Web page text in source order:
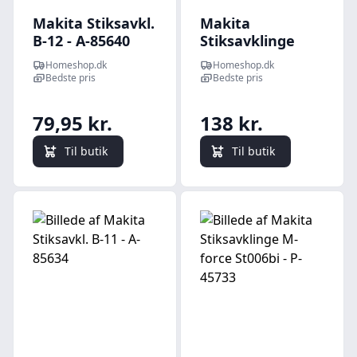
Makita Stiksavkl.
B-12 - A-85640
Homeshop.dk
Bedste pris
79,95 kr.
Til butik
Makita
Stiksavklinge
Hgs14bi - P-31588
Homeshop.dk
Bedste pris
138 kr.
Til butik